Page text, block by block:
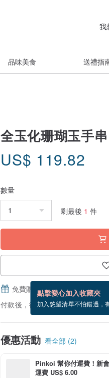
我
品味美食 送禮指
全玉化珊瑚玉手串
US$ 119.82
數量
剩最後 1 件
點擊愛心加入收藏夾
加入慾望清單不怕錯過，
免費贈送電子賀卡，結帳完成
付款後，從備貨到寄出商品為 5
優惠活動 看全部 (2)
Pinkoi 幫你付運費！新
運費 US$ 6.00